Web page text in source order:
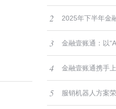
路径——2025-
高端制造标杆考
2 2025年下半年金
动、监管深化与
3 金融壹账通：以
数字化转型，助力
4 金融壹账通携手
会：聚焦科技创
5 服销机器人方案